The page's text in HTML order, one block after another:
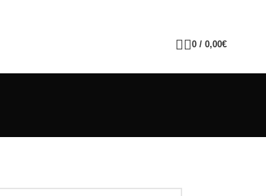
0 / 0,00€